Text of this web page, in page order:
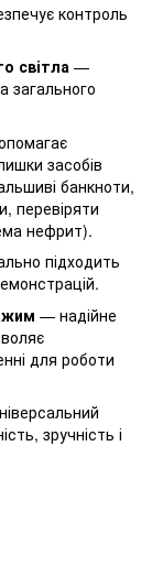
контроль
світла —
загального
засобів
банкноти,
перевіряти
нефрит).
підходить
— надійне
для роботи
зручність і